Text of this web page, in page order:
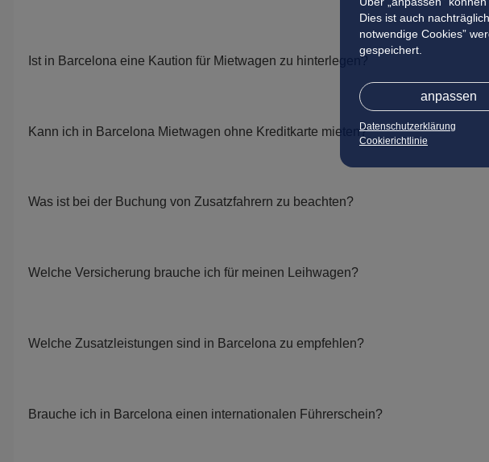
Dies ist auch
notwendige Cookies”
gespeichert.
anpassen
Datenschutzerklärung
Cookierichtlinie
Ist in Barcelona eine Kaution für Mietwagen zu hinterlegen?
Kann ich in Barcelona Mietwagen ohne Kreditkarte mieten?
Was ist bei der Buchung von Zusatzfahrern zu beachten?
Welche Versicherung brauche ich für meinen Leihwagen?
Welche Zusatzleistungen sind in Barcelona zu empfehlen?
Brauche ich in Barcelona einen internationalen Führerschein?